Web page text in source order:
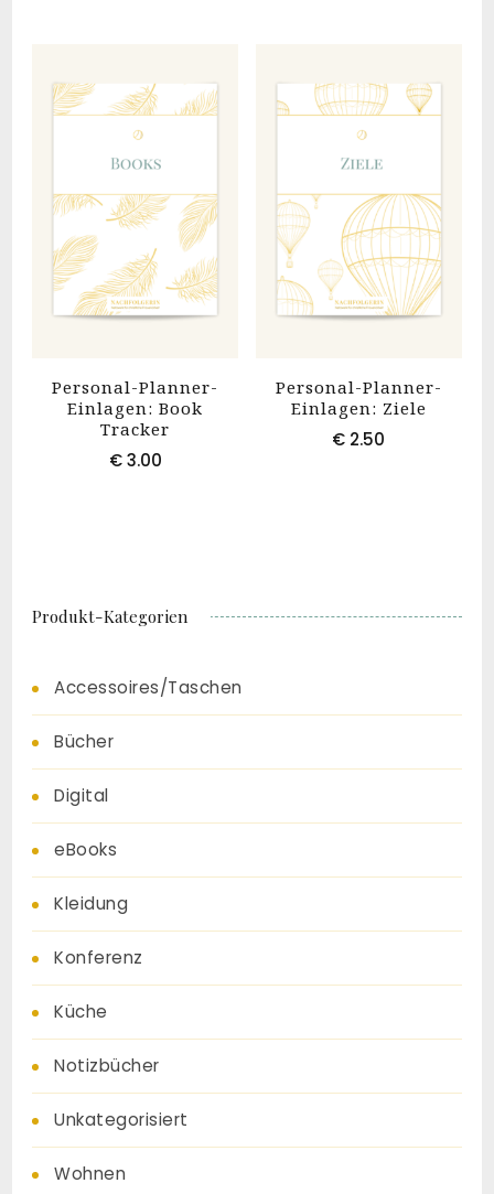
mehrere
Varianten
auf.
Die
Optionen
können
auf
der
gewählt
werden
Personal-Planner-
Einlagen: Book
Tracker
€3.00
Personal-Planner-
Einlagen: Ziele
€ 2.50
Produkt-Kategorien
Accessoires/Taschen
Bücher
Digital
eBooks
Kleidung
Konferenz
Küche
Notizbücher
Unkategorisiert
Wohnen